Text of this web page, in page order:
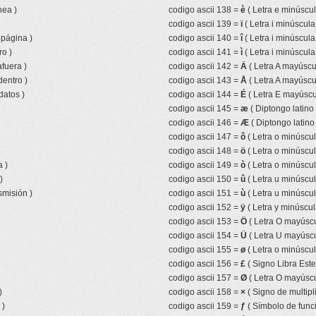
)
)
)
)
)
)
)
)
)
codigo ascii 138 = è ( Letra e
codigo ascii 139 =ï( Letra i
codigo ascii 140 =î( Letra i
codigo ascii 141 = ì ( Letra i
codigo ascii 142 = Ä ( Letra A
codigo ascii 143 = Å ( Letra A
codigo ascii 144 = É ( Letra E
codigo ascii 145 = æ ( Diptongo
codigo ascii 146 = Æ ( Diptongo
codigo ascii 147 = ô ( Letra o
codigo ascii 148 = ö ( Letra o
codigo ascii 149 = ò ( Letra o
codigo ascii 150 = û ( Letra u
codigo ascii 151 = ù ( Letra u
codigo ascii 152 = ÿ ( Letra y
codigo ascii 153 = Ö ( Letra O
codigo ascii 154 = Ü ( Letra U
codigo ascii 155 = ø ( Letra o
codigo ascii 156 = £ ( Signo Libra
codigo ascii 157 = Ø ( Letra O
codigo ascii 158 = × ( Signo de
codigo ascii 159 = ƒ ( Símbolo de